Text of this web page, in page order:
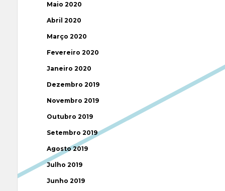
Maio 2020
Abril 2020
Março 2020
Fevereiro 2020
Janeiro 2020
Dezembro 2019
Novembro 2019
Outubro 2019
Setembro 2019
Agosto 2019
Julho 2019
Junho 2019